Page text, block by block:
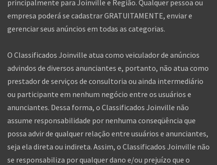
principalmente para Joinville e Região. Qualquer pessoa ou
empresa poderá se cadastrar GRATUITAMENTE, enviar e
gerenciar seus anúncios em todas as categorias.
O Classificados Joinville atua como veiculador de anúncios
advindos de diversos anunciantes e, portanto, não atua como
prestador de serviços de consultoria ou ainda intermediário
ou participante em nenhum negócio entre os usuários e
anunciantes. Dessa forma, o Classificados Joinville não
assume responsabilidade por nenhuma conseqüência que
possa advir de qualquer relação entre usuários e anunciantes,
seja ela direta ou indireta. Assim, o Classificados Joinville não
se responsabiliza por qualquer dano e/ou prejuízo que o